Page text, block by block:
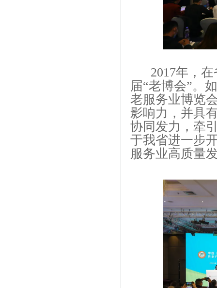
2017年，在
届“老博会”。
老服务业博览
影响力，并具
协同发力，牵
于我省进一步
服务业高质量